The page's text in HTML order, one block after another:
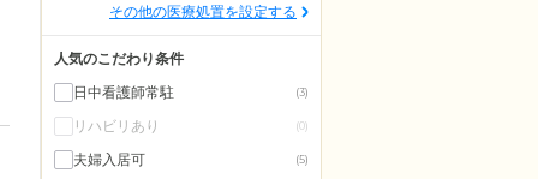
その他の医療処置を設定する
人気のこだわり条件
日中看護師常駐
(3)
リハビリあり (0)
夫婦入居可 (5)